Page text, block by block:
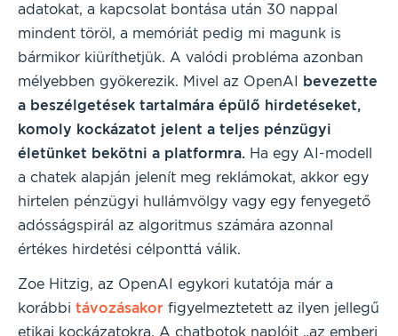
adatokat, a kapcsolat bontása után 30 nappal
mindent töröl, a memóriát pedig mi magunk is
bármikor kiüríthetjük. A valódi probléma azonban
mélyebben gyökerezik. Mivel az OpenAI
bevezette
a beszélgetések tartalmára épülő hirdetéseket,
komoly kockázatot jelent a teljes pénzügyi
életünket bekötni a platformra. Ha egy AI-modell
a chatek alapján jelenít meg reklámokat, akkor egy
hirtelen pénzügyi hullámvölgy vagy egy fenyegető
adósságspirál az algoritmus számára azonnal
értékes hirdetési célponttá válik.
Zoe Hitzig, az OpenAI egykori kutatója már a
korábbi távozásakor figyelmeztetett az ilyen jellegű
etikai kockázatokra. A chatbotok naplóit „az emberi